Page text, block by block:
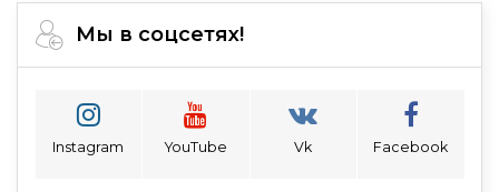
Мы в соцсетях!
Instagram YouTube Vk Facebook